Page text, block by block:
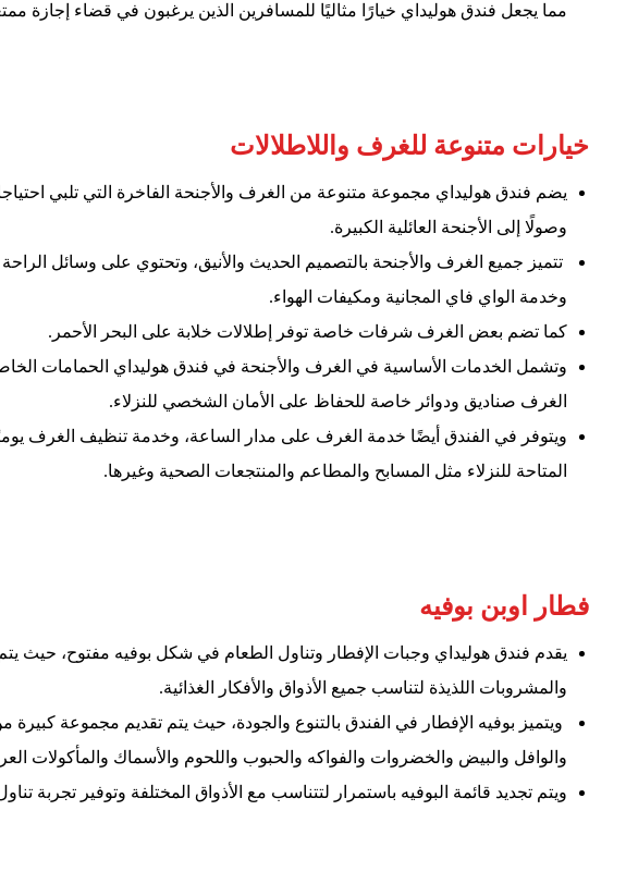
مما يجعل فندق هوليداي خيارًا مثاليًا للمسافرين الذين يرغبون في قضاء إجازة
خيارات متنوعة للغرف واللاطلالات
يضم فندق هوليداي مجموعة متنوعة من الغرف والأجنحة الفاخرة التي تلبي
وصولًا إلى الأجنحة العائلية الكبيرة.
تتميز جميع الغرف والأجنحة بالتصميم الحديث والأنيق، وتحتوي على وسائل
وخدمة الواي فاي المجانية ومكيفات الهواء.
كما تضم بعض الغرف شرفات خاصة توفر إطلالات خلابة على البحر الأحمر.
وتشمل الخدمات الأساسية في الغرف والأجنحة في فندق هوليداي الحمامات الخاصة
الغرف صناديق ودوائر خاصة للحفاظ على الأمان الشخصي للنزلاء.
ويتوفر في الفندق أيضًا خدمة الغرف على مدار الساعة، وخدمة تنظيف الغرف
المتاحة للنزلاء مثل المسابح والمطاعم والمنتجعات الصحية وغيرها.
فطار اوبن بوفيه
يقدم فندق هوليداي وجبات الإفطار وتناول الطعام في شكل بوفيه مفتوح، حيث
والمشروبات اللذيذة لتناسب جميع الأذواق والأفكار الغذائية.
ويتميز بوفيه الإفطار في الفندق بالتنوع والجودة، حيث يتم تقديم مجموعة كبيرة
والوافل والبيض والخضروات والفواكه والحبوب واللحوم والأسماك والمأكولات
ويتم تجديد قائمة البوفيه باستمرار لتتناسب مع الأذواق المختلفة وتوفير تجربة